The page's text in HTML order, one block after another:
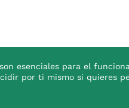
esenciales para el
por ti mismo si quieres